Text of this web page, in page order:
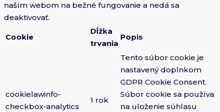
naším webom na bežné fungovanie a nedá sa
deaktivovať.
Cookie
Dĺžka
trvania
Popis
cookielawinfo-
checkbox-analytics
1 rok
Tento súbor cookie je
nastavený doplnkom
GDPR Cookie Consent.
Súbor cookie sa používa
na uloženie súhlasu